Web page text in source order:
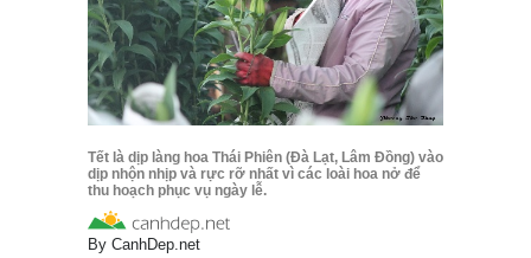
Tết là dịp làng hoa Thái Phiên (Đà Lạt, Lâm Đồng) vào
dịp nhộn nhịp và rực rỡ nhất vì các loài hoa nở để
thu hoạch phục vụ ngày lễ.
By CanhDep.net